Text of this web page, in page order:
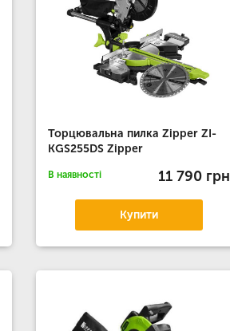
Торцювальна пилка Zipper ZI-
KGS255DS Zipper
В наявності 11 790 грн
Купити